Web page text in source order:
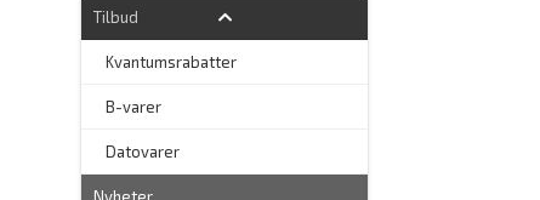
Tilbud
Kvantumsrabatter
B-varer
Datovarer